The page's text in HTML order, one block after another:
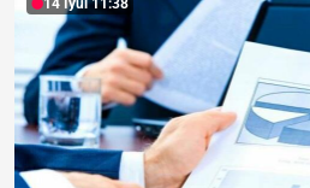
14 İyul 11:38